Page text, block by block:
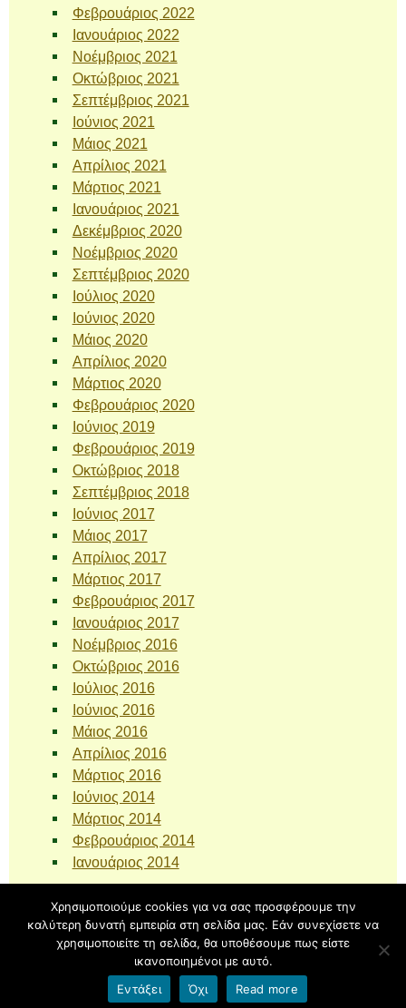
Φεβρουάριος 2022
Ιανουάριος 2022
Νοέμβριος 2021
Οκτώβριος 2021
Σεπτέμβριος 2021
Ιούνιος 2021
Μάιος 2021
Απρίλιος 2021
Μάρτιος 2021
Ιανουάριος 2021
Δεκέμβριος 2020
Νοέμβριος 2020
Σεπτέμβριος 2020
Ιούλιος 2020
Ιούνιος 2020
Μάιος 2020
Απρίλιος 2020
Μάρτιος 2020
Φεβρουάριος 2020
Ιούνιος 2019
Φεβρουάριος 2019
Οκτώβριος 2018
Σεπτέμβριος 2018
Ιούνιος 2017
Μάιος 2017
Απρίλιος 2017
Μάρτιος 2017
Φεβρουάριος 2017
Ιανουάριος 2017
Νοέμβριος 2016
Οκτώβριος 2016
Ιούλιος 2016
Ιούνιος 2016
Μάιος 2016
Απρίλιος 2016
Μάρτιος 2016
Ιούνιος 2014
Μάρτιος 2014
Φεβρουάριος 2014
Ιανουάριος 2014
Υπερήφανα λειτουργεί μεblogs.sch.gr| Θέμα Tender Spring
απόYing Zhang.
Όροι χρήσης blogs.sch.gr|Δήλωση προσβασιμότητας
Χρησιμοποιούμε cookies για να σας προσφέρουμε την
καλύτερη δυνατή εμπειρία στη σελίδα μας. Εάν συνεχίσετε να
χρησιμοποιείτε τη σελίδα, θα υποθέσουμε πως είστε
ικανοποιημένοι με αυτό.
Εντάξει
Όχι Read more